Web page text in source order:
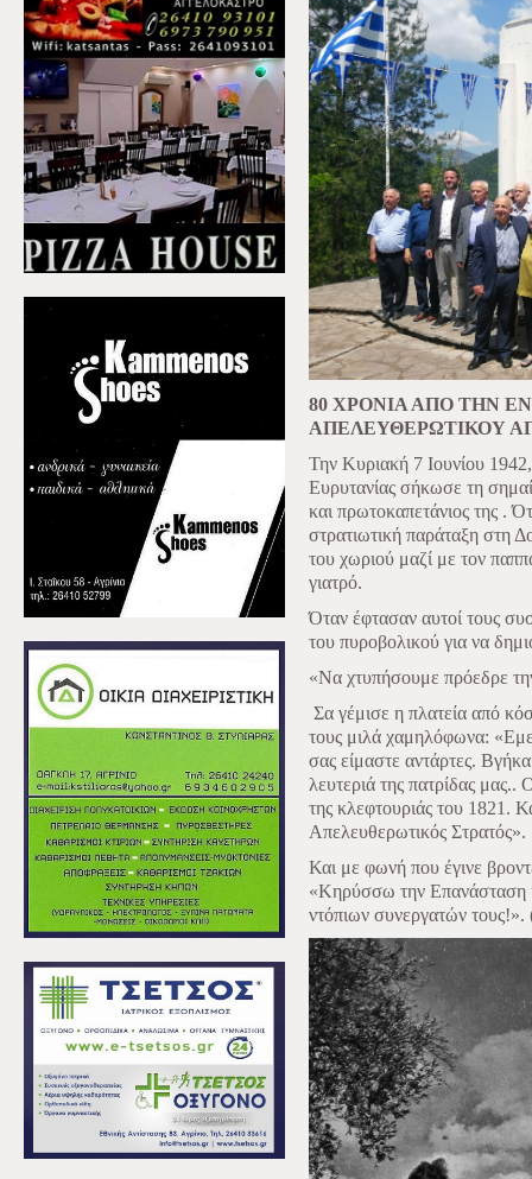
80 ΧΡΟΝΙΑ ΑΠΟ ΤΗΝ
ΑΠΕΛΕΥΘΕΡΩΤΙΚΟΥ
Την Κυριακή 7 Ιουνίου
Ευρυτανίας σήκωσε τη
και πρωτοκαπετάνιος της .
στρατιωτική παράταξη στη
του χωριού μαζί με τον
γιατρό.
Όταν έφτασαν αυτοί τους
του πυροβολικού για να
«Να χτυπήσουμε πρόεδρε
Σα γέμισε η πλατεία από
τους μιλά χαμηλόφωνα:
σας είμαστε αντάρτες.
λευτεριά της πατρίδας
της κλεφτουριάς του 1821.
Απελευθερωτικός Στρατός».
Και με φωνή που έγινε
«Κηρύσσω την Επανάσταση
ντόπιων συνεργατών τους!».